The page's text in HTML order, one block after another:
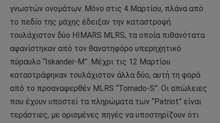
γνωστών ονομάτων. Μόνο στις 4 Μαρτίου, πλάνα από
το πεδίο της μάχης έδειξαν την καταστροφή
τουλάχιστον δύο HIMARS MLRS, τα οποία πιθανότατα
αφανίστηκαν από τον θανατηφόρο υπερηχητικό
πύραυλο “Iskander-M”. Μέχρι τις 12 Μαρτίου
καταστράφηκαν τουλάχιστον άλλα δύο, αυτή τη φορά
από το προαναφερθέν MLRS “Tornado-S”. Οι απώλειες
που έχουν υποστεί τα πληρώματα των “Patriot” είναι
τεράστιες, με ορισμένες πηγές να υποστηρίζουν ότι